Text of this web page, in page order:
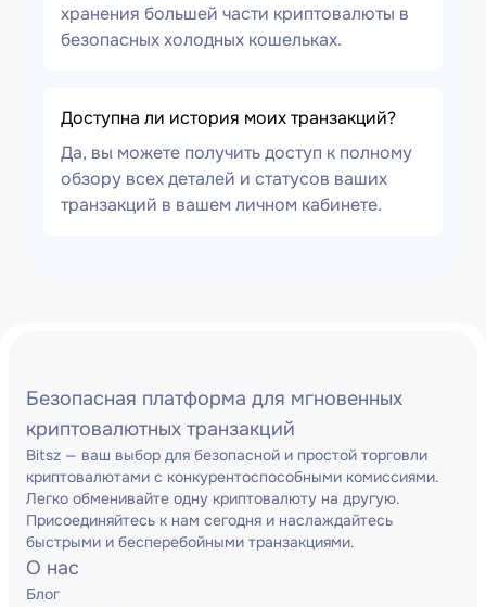
хранения большей части криптовалюты в
безопасных холодных кошельках.
Доступна ли история моих транзакций?
Да, вы можете получить доступ к полному
обзору всех деталей и статусов ваших
транзакций в вашем личном кабинете.
Безопасная платформа для мгновенных
криптовалютных транзакций
Bitsz — ваш выбор для безопасной и простой торговли
криптовалютами с конкурентоспособными комиссиями.
Легко обменивайте одну криптовалюту на другую.
Присоединяйтесь к нам сегодня и наслаждайтесь
быстрыми и бесперебойными транзакциями.
О нас
Блог